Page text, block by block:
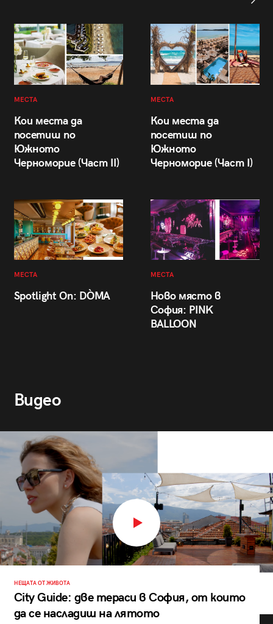
МЕСТА
Кои места да
посетиш по
Южното
Черноморие (Част II)
МЕСТА
Кои места да
посетиш по
Южното
Черноморие (Част I)
МЕСТА
Spotlight On: DÒMA
МЕСТА
Ново място в
София: PINK
BALLOON
Видео
НЕЩАТА ОТ ЖИВОТА
City Guide: две тераси в София, от които
да се насладиш на лятото